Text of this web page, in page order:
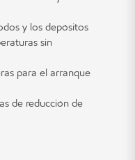
y los depósitos
sin
para el arranque
de reducción de